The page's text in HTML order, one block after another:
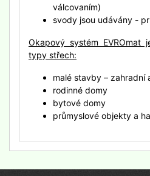
válcovaním)
svody jsou udávány -
Okapový systém EVROmat
typy střech:
malé stavby – zahradní
rodinné domy
bytové domy
průmyslové objekty a